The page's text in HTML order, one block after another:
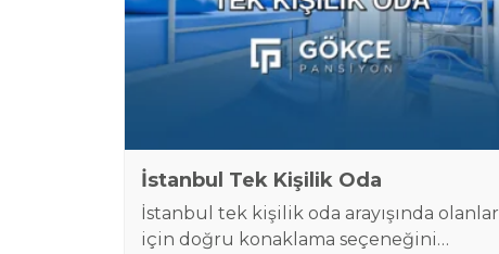
işletmenin sunduğu hizmetler de karar
sürecinde büyük önem taşır. Bu…
İstanbul Tek Kişilik Oda
İstanbul tek kişilik oda arayışında olanlar
için doğru konaklama seçeneğini